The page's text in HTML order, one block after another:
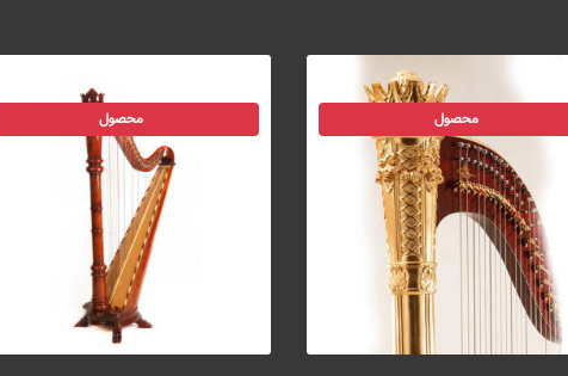
محصول محصول